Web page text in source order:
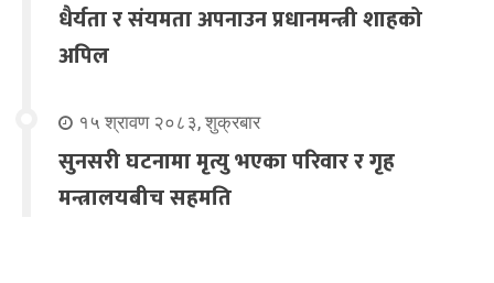
धैर्यता र संयमता अपनाउन प्रधानमन्त्री शाहको
अपिल
१५ श्रावण २०८३, शुक्रबार
सुनसरी घटनामा मृत्यु भएका परिवार र गृह
मन्त्रालयबीच सहमति